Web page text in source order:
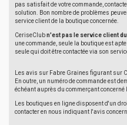
pas satisfait de votre commande,
solution. Bon nombre de problèmes
service client de la boutique concernée.
CeriseClubn'est pas le service client
une commande, seule la boutique est
seule qui doit être contactée via son
Les avis sur Fabre Graines figurant sur
En outre, un numéro de commande est
échéant auprès du commerçant concerné
Les boutiques en ligne disposent d'un
contacter en nous indiquant l'avis